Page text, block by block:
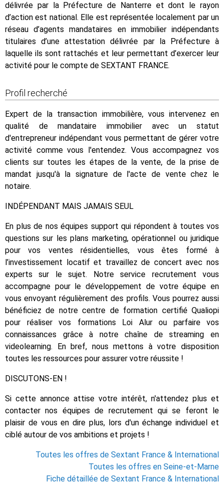
délivrée par la Préfecture de Nanterre et dont le rayon
d’action est national. Elle est représentée localement par un
réseau d’agents mandataires en immobilier indépendants
titulaires d’une attestation délivrée par la Préfecture à
laquelle ils sont rattachés et leur permettant d’exercer leur
activité pour le compte de SEXTANT FRANCE.
Profil recherché
Expert de la transaction immobilière, vous intervenez en
qualité de mandataire immobilier avec un statut
d'entrepreneur indépendant vous permettant de gérer votre
activité comme vous l'entendez. Vous accompagnez vos
clients sur toutes les étapes de la vente, de la prise de
mandat jusqu'à la signature de l'acte de vente chez le
notaire.
INDÉPENDANT MAIS JAMAIS SEUL
En plus de nos équipes support qui répondent à toutes vos
questions sur les plans marketing, opérationnel ou juridique
pour vos ventes résidentielles, vous êtes formé à
l’investissement locatif et travaillez de concert avec nos
experts sur le sujet. Notre service recrutement vous
accompagne pour le développement de votre équipe en
vous envoyant régulièrement des profils. Vous pourrez aussi
bénéficiez de notre centre de formation certifié Qualiopi
pour réaliser vos formations Loi Alur ou parfaire vos
connaissances grâce à notre chaîne de streaming en
videolearning. En bref, nous mettons à votre disposition
toutes les ressources pour assurer votre réussite !
DISCUTONS-EN !
Si cette annonce attise votre intérêt, n'attendez plus et
contacter nos équipes de recrutement qui se feront le
plaisir de vous en dire plus, lors d'un échange individuel et
ciblé autour de vos ambitions et projets !
Toutes les offres de Sextant France & International
Toutes les offres en Seine-et-Marne
Fiche détaillée de Sextant France & International